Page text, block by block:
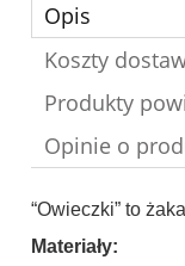
Opis
Koszty
Cena nie zawiera
Produkty
Opinie o
“Owieczki” to
Materiały: